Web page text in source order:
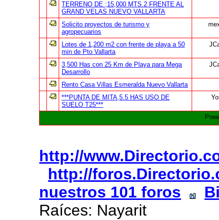
TERRENO DE ;15,000 MTS.2 FRENTE AL
GRAND VELAS NUEVO VALLARTA
Solicito proyectos de turismo y
agropecuarios
Lotes de 1,200 m2 con frente de playa a 50
min de Pto Vallarta
3,500 Has con 25 Km de Playa para Mega
Desarrollo
Rento Casa Villas Esmeralda Nuevo Vallarta
***PUNTA DE MITA,5.5 HAS USO DE
SUELO T25***
http://
http://
nuestros 101 foros
Raíces: Nayarit